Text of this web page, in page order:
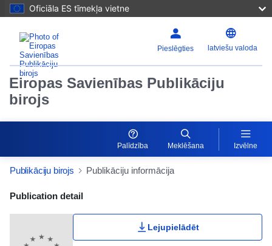
Oficiāla ES tīmekļa vietne
Pieslēgties latviešu valoda
Eiropas Savienības Publikāciju
birojs
Palīdzība Meklēšana Izvēlne
Publikāciju birojs Publikāciju informācija
Publication Detail Actions Portlet
Publication detail
Lejupielādēt